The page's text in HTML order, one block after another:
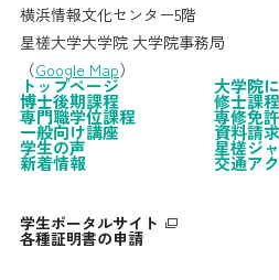
横浜情報文化センター5階
星槎大学大学院 大学院事務局
（Google Map）
トップページ 大学院
博士後期課程 修士課程
専門職学位課程 専修免
一般向け講座 資料請
学生の声 星槎ジ
新着情報 交通ア
学生ポータルサイト
各種証明書の申請